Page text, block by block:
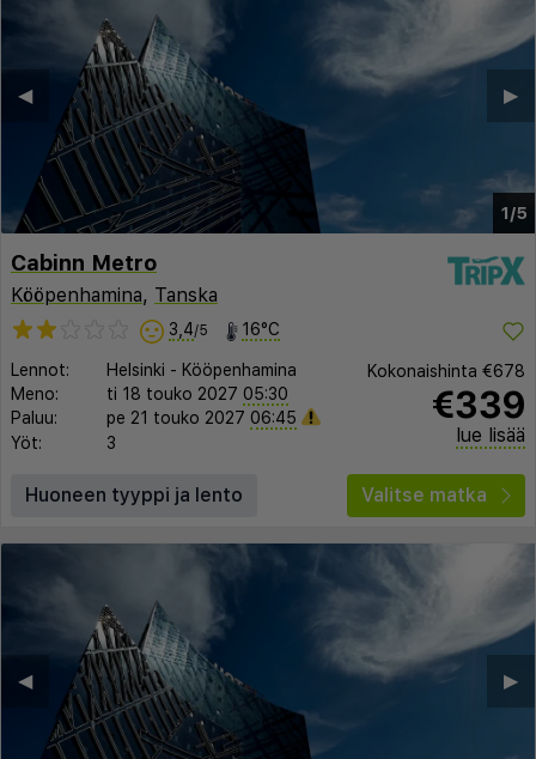
1/5
▶︎
◀︎
Cabinn Metro
Kööpenhamina, Tanska
3,4/5 16°C
Lennot: Helsinki - Kööpenhamina
Meno:
ti 18 touko 2027 05:30
Paluu:
pe 21 touko 2027 06:45
Yöt:
3
Kokonaishinta €678
€339
lue lisää
Huoneen tyyppi ja lento Valitse matka
▶︎
◀︎